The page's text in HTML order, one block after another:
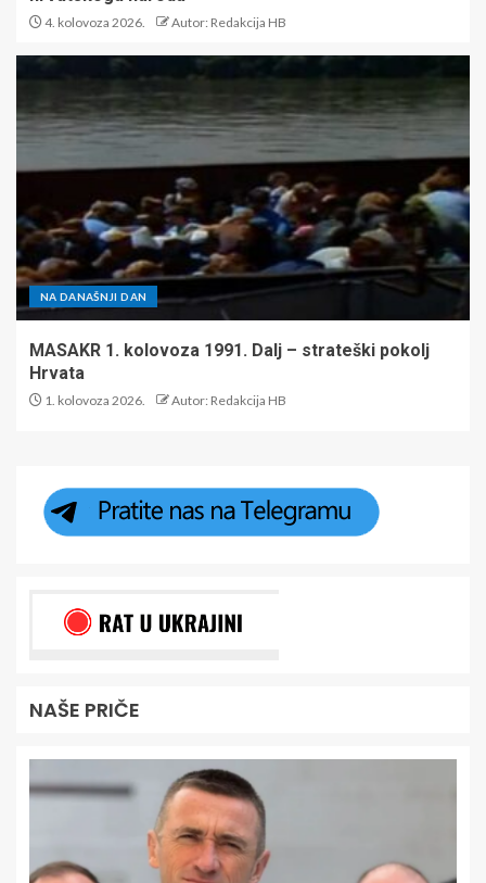
4. kolovoza 2026. Autor: Redakcija HB
NA DANAŠNJI DAN
MASAKR 1. kolovoza 1991. Dalj – strateški pokolj
Hrvata
1. kolovoza 2026. Autor: Redakcija HB
NAŠE PRIČE